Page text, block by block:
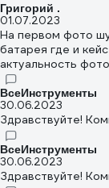
Григорий .
01.07.2023
На первом фото
батарея где и
актуальность
ВсеИнструменты
30.06.2023
Здравствуйте!
ВсеИнструменты
30.06.2023
Здравствуйте!